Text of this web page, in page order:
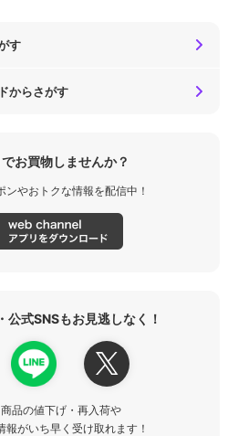
す
からさがす
お買物しませんか？
ンやおトクな情報を配信中！
公式SNSもお見逃しなく！
品の値下げ・再入荷や
報がいち早く受け取れます！